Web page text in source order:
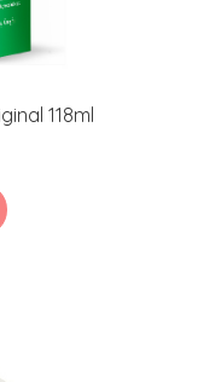
118ml